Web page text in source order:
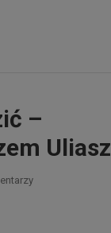
–
Uliasz
Do